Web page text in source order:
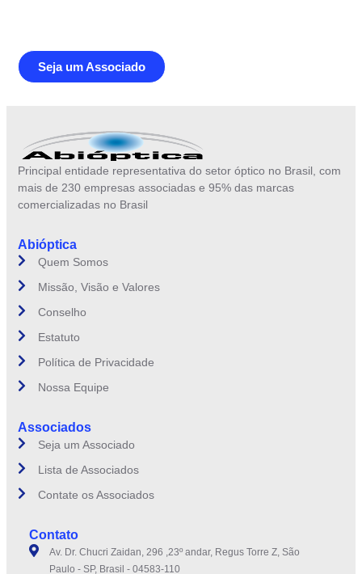
Seja um Associado
Principal entidade representativa do setor óptico no Brasil, com
mais de 230 empresas associadas e 95% das marcas
comercializadas no Brasil
Abióptica
Quem Somos
Missão, Visão e Valores
Conselho
Estatuto
Política de Privacidade
Nossa Equipe
Associados
Seja um Associado
Lista de Associados
Contate os Associados
Contato
Av. Dr. Chucri Zaidan, 296 ,23º andar, Regus Torre Z, São
Paulo - SP, Brasil - 04583-110